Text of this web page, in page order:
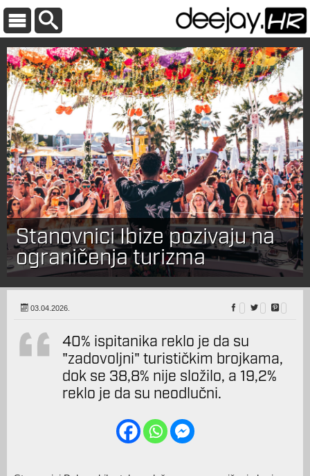
Stanovnici Ibize pozivaju na
ograničenja turizma
03.04.2026.
40% ispitanika reklo je da su
"zadovoljni" turističkim brojkama,
dok se 38,8% nije složilo, a 19,2%
reklo je da su neodlučni.